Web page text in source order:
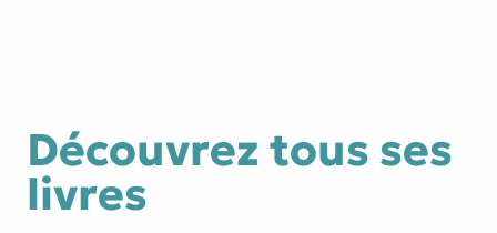
Découvrez tous ses
livres